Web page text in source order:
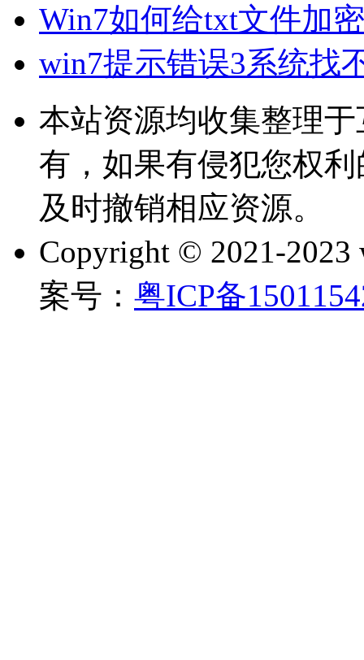
Win7如何给txt文件加
win7提示错误3系统找
本站资源均收集整理
有，如果有侵犯您权
及时撤销相应资源。
Copyright © 2021-2023
案号： 粤ICP备